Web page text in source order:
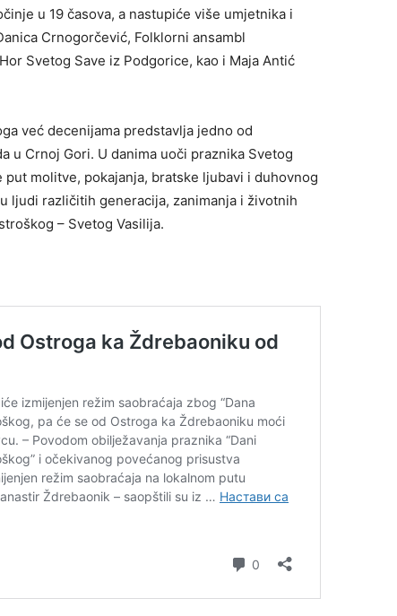
u 19 časova, a nastupiće više umjetnika i
Crnogorčević, Folklorni ansambl
Svetog Save iz Podgorice, kao i Maja Antić
već decenijama predstavlja jedno od
u Crnoj Gori. U danima uoči praznika Svetog
molitve, pokajanja, bratske ljubavi i duhovnog
ljudi različitih generacija, zanimanja i životnih
– Svetog Vasilija.